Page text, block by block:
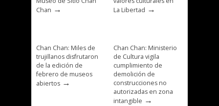
Chan →
La Libertad →
Chan Chan: Miles de
trujillanos disfrutaron
de la edición de
febrero de museos
abiertos →
Chan Chan: Ministerio
de Cultura vigila
cumplimiento de
demolición de
construcciones no
autorizadas en zona
intangible →